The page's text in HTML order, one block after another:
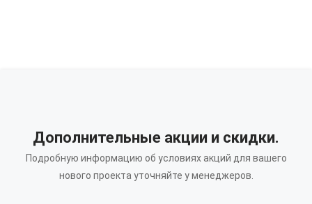
Дополнительные акции и скидки.
Подробную информацию об условиях акций для вашего
нового проекта уточняйте у менеджеров.